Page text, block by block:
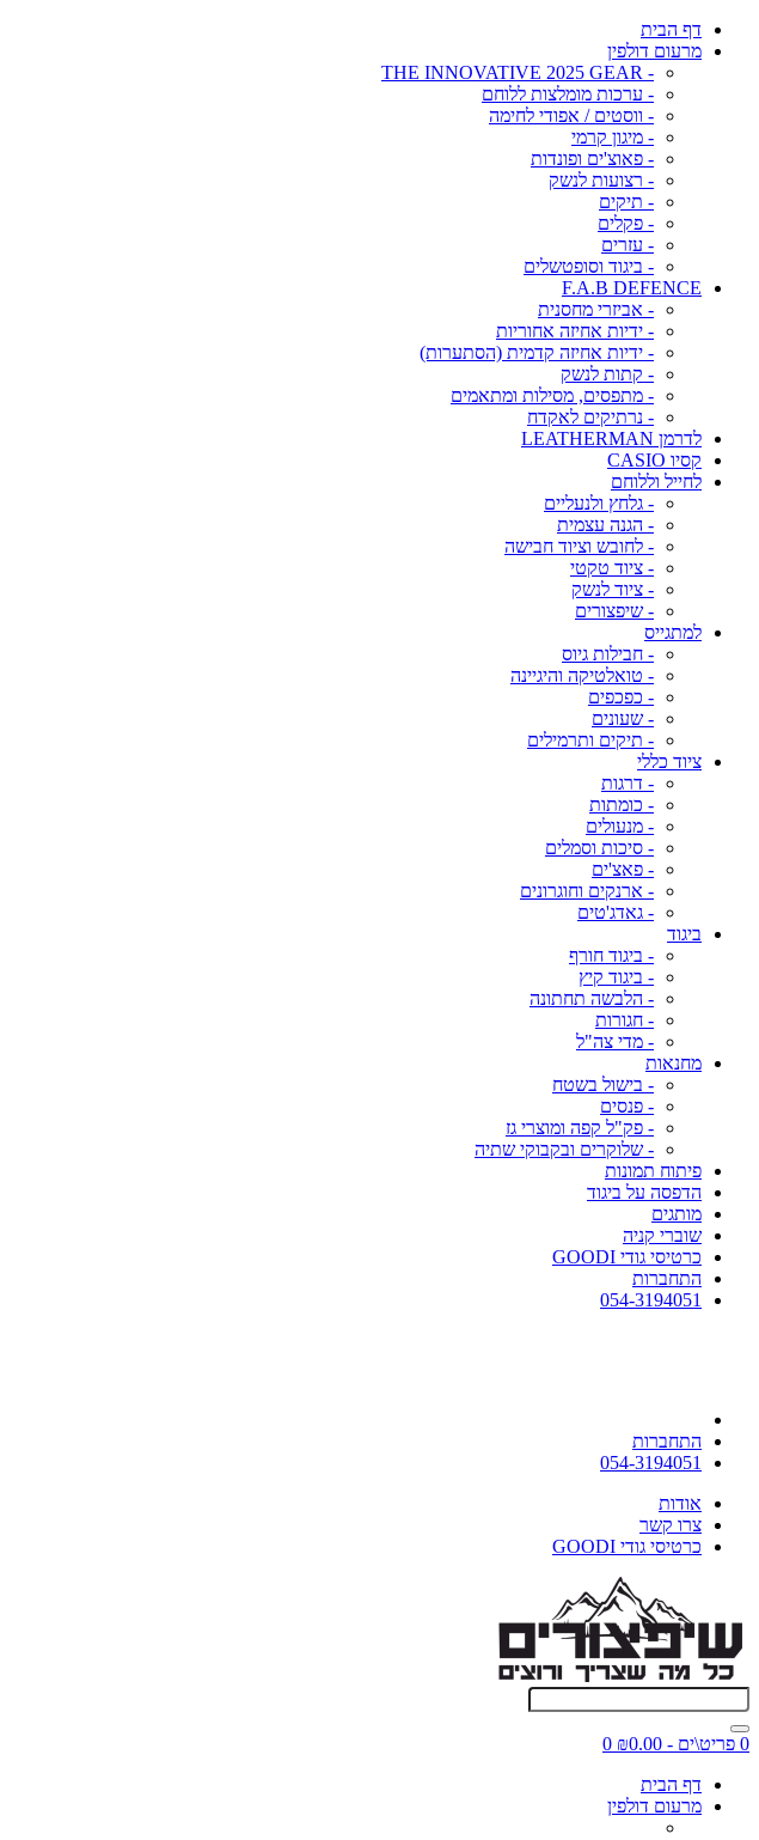
דף הבית
מרעום דולפין
- THE INNOVATIVE 2025 GEAR
- ערכות מומלצות ללוחם
- ווסטים / אפודי לחימה
- מיגון קרמי
- פאוצ'ים ופונדות
- רצועות לנשק
- תיקים
- פקלים
- עזרים
- ביגוד וסופטשלים
F.A.B DEFENCE
- אביזרי מחסנית
- ידיות אחיזה אחוריות
- ידיות אחיזה קדמית (הסתערות)
- קתות לנשק
- מתפסים, מסילות ומתאמים
- נרתיקים לאקדח
לדרמן LEATHERMAN
קסיו CASIO
לחייל וללוחם
- גלחץ ולנעליים
- הגנה עצמית
- לחובש וציוד חבישה
- ציוד טקטי
- ציוד לנשק
- שיפצורים
למתגייס
- חבילות גיוס
- טואלטיקה והיגיינה
- כפכפים
- שעונים
- תיקים ותרמילים
ציוד כללי
- דרגות
- כומתות
- מנעולים
- סיכות וסמלים
- פאצ'ים
- ארנקים וחוגרונים
- גאדג'טים
ביגוד
- ביגוד חורף
- ביגוד קיץ
- הלבשה תחתונה
- חגורות
- מדי צה"ל
מחנאות
- בישול בשטח
- פנסים
- פק"ל קפה ומוצרי גז
- שלוקרים ובקבוקי שתיה
פיתוח תמונות
הדפסה על ביגוד
מותגים
שוברי קניה
כרטיסי גודי GOODI
התחברות
054-3194051
התחברות
054-3194051
אודות
צרו קשר
כרטיסי גודי GOODI
0 פריט\ים - ₪0.00
0
דף הבית
מרעום דולפין